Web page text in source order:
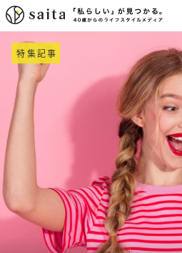
特集記事